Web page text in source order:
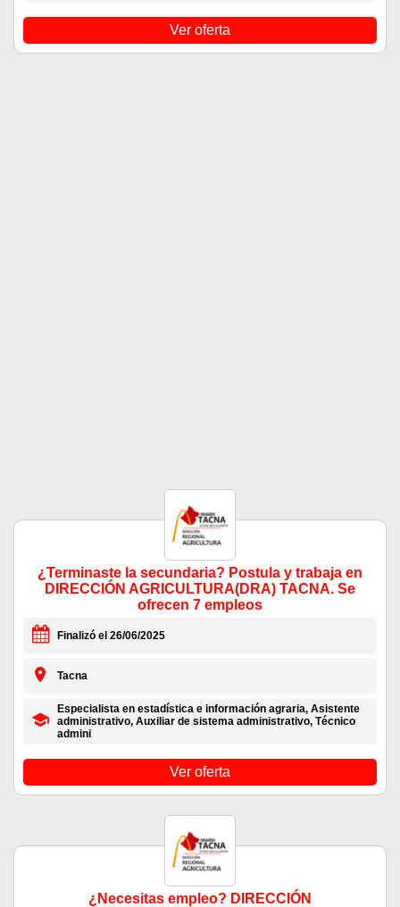
Ver oferta
¿Terminaste la secundaria? Postula y trabaja en
DIRECCIÓN AGRICULTURA(DRA) TACNA. Se
ofrecen 7 empleos
Finalizó el 26/06/2025
Tacna
Especialista en estadística e información agraria, Asistente
administrativo, Auxiliar de sistema administrativo, Técnico
admini
Ver oferta
¿Necesitas empleo? DIRECCIÓN